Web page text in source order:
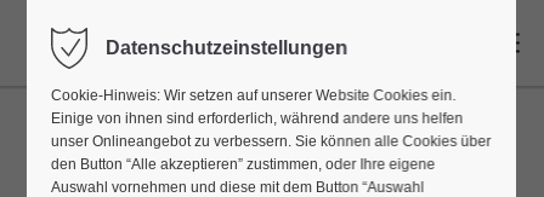
Datenschutzeinstellungen
Cookie-Hinweis: Wir setzen auf unserer Website Cookies ein.
Einige von ihnen sind erforderlich, während andere uns helfen
unser Onlineangebot zu verbessern. Sie können alle Cookies über
den Button “Alle akzeptieren” zustimmen, oder Ihre eigene
Auswahl vornehmen und diese mit dem Button “Auswahl